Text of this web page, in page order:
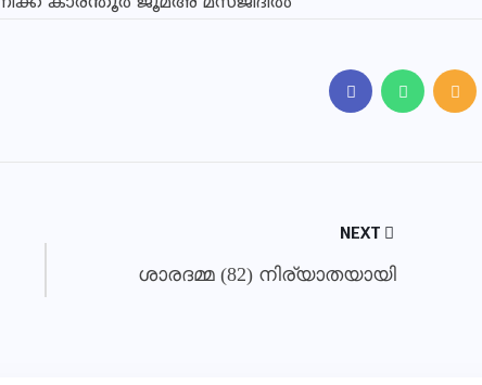
NEXT
ശാരദമ്മ (82) നിര്യാതയായി